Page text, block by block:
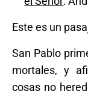
Este es un
San Pablo
mortales, y
cosas no